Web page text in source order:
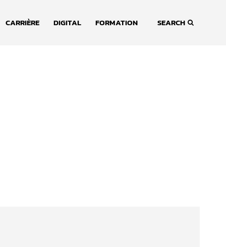
CARRIÈRE DIGITAL FORMATION SEARCH